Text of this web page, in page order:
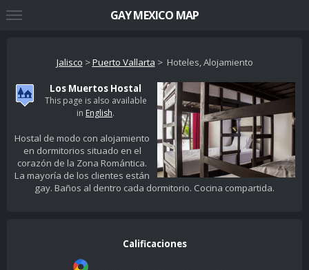
Jalisco >Puerto Vallarta > Hoteles, Alojamiento
Los Muertos Hostal
This page is also available
in English.
Hostal de modo con alojamiento
en dormitorios situado en el
corazón de la Zona Romántica.
La mayoría de los clientes están
gay. Baños al dentro cada dormitorio. Cocina compartida.
Calificaciones
GAY MEXICO MAP